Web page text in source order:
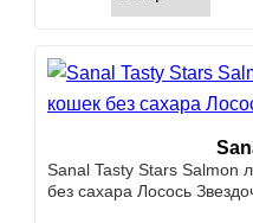
Sanal Tasty Stars Salmon
без сахара Лосось